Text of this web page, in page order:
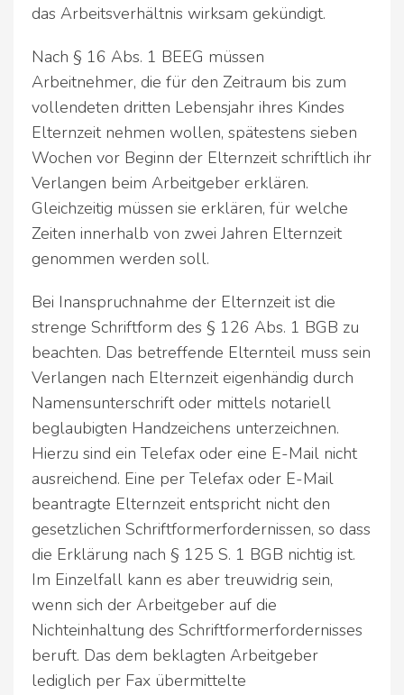
das Arbeitsverhältnis wirksam gekündigt.
Nach § 16 Abs. 1 BEEG müssen
Arbeitnehmer, die für den Zeitraum bis zum
vollendeten dritten Lebensjahr ihres Kindes
Elternzeit nehmen wollen, spätestens sieben
Wochen vor Beginn der Elternzeit schriftlich ihr
Verlangen beim Arbeitgeber erklären.
Gleichzeitig müssen sie erklären, für welche
Zeiten innerhalb von zwei Jahren Elternzeit
genommen werden soll.
Bei Inanspruchnahme der Elternzeit ist die
strenge Schriftform des § 126 Abs. 1 BGB zu
beachten. Das betreffende Elternteil muss sein
Verlangen nach Elternzeit eigenhändig durch
Namensunterschrift oder mittels notariell
beglaubigten Handzeichens unterzeichnen.
Hierzu sind ein Telefax oder eine E-Mail nicht
ausreichend. Eine per Telefax oder E-Mail
beantragte Elternzeit entspricht nicht den
gesetzlichen Schriftformerfordernissen, so dass
die Erklärung nach § 125 S. 1 BGB nichtig ist.
Im Einzelfall kann es aber treuwidrig sein,
wenn sich der Arbeitgeber auf die
Nichteinhaltung des Schriftformerfordernisses
beruft. Das dem beklagten Arbeitgeber
lediglich per Fax übermittelte